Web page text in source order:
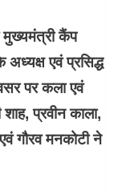
मुख्यमंत्री कैंप
अध्यक्ष एवं प्रसिद्ध
पर कला एवं
प्रवीन काला,
गौरव मनकोटी ने